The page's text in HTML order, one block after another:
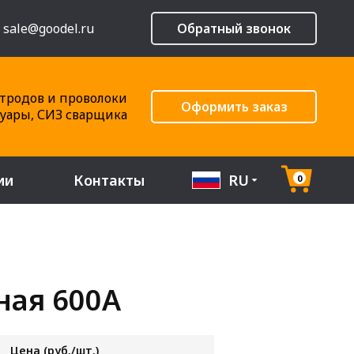
sale@goodel.ru Обратный звонок
и проволоки
СИЗ сварщика
Оформить заказ
Контакты RU 0
600А
Цена (руб./шт.)